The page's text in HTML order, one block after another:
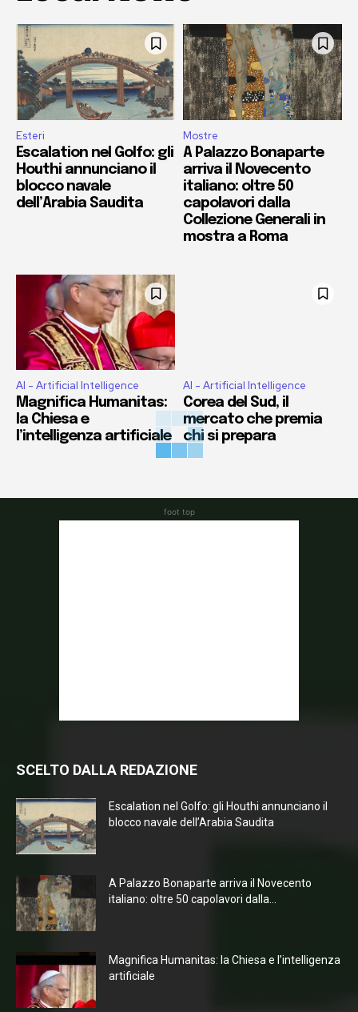
Esteri
Escalation nel Golfo: gli
Houthi annunciano il
blocco navale
dell’Arabia Saudita
Mostre
A Palazzo Bonaparte
arriva il Novecento
italiano: oltre 50
capolavori dalla
Collezione Generali in
mostra a Roma
AI - Artificial Intelligence
Magnifica Humanitas:
la Chiesa e
l’intelligenza artificiale
AI - Artificial Intelligence
Corea del Sud, il
mercato che premia
chi si prepara
foot top
SCELTO DALLA REDAZIONE
Escalation nel Golfo: gli Houthi annunciano il
blocco navale dell’Arabia Saudita
A Palazzo Bonaparte arriva il Novecento
italiano: oltre 50 capolavori dalla...
Magnifica Humanitas: la Chiesa e l’intelligenza
artificiale